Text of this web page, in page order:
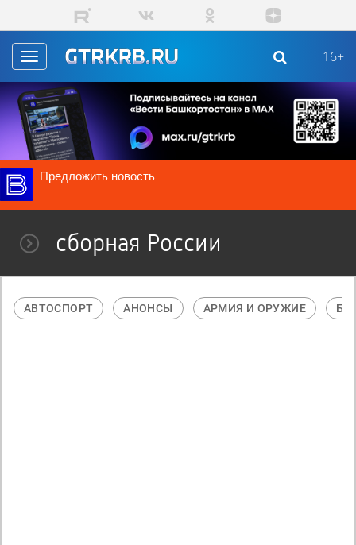
Перейти к основному содержанию
Toggle
navigation
16+
Предложить новость
сборная России
АВТОСПОРТ АНОНСЫ АРМИЯ И ОРУЖИЕ